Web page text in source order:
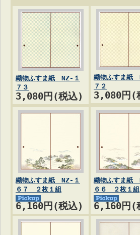
織物ふすま紙 NZ-１
７３
3,080円(税込)
織物ふすま紙
７２
3,080円(
織物ふすま紙 NZ-１
６７ ２枚１組
6,160円(税込)
織物ふすま紙
６６ ２枚１組
6,160円(